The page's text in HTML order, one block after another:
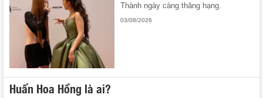
Thành ngày càng thăng hạng.
03/08/2026
Huấn Hoa Hồng là ai?